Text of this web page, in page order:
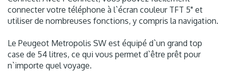
connecter votre téléphone à l`écran couleur TFT 5" et
utiliser de nombreuses fonctions, y compris la navigation.
Le Peugeot Metropolis SW est équipé d`un grand top
case de 54 litres, ce qui vous permet d`être prêt pour
n`importe quel voyage.